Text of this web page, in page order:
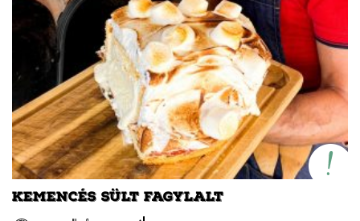
magyar specialitás? Jellegzetes íze és állaga különbözik
a más országokban kapható verzióktól, ebben a
formában csak Magyarországon létezik. Ezúton
szeretném felhívni a figyelmetek a Tejszív emblémára is,
ami nem egy márka, hanem a Tej Terméktanács
védjegye. Ha egy tejtermék csomagolásán látod, biztos
lehetsz benne, hogy magyar termék, csak és kizárólag
tejből vagy annak melléktermékeiből készült (író, savó).
KEMENCÉS SÜLT FAGYLALT